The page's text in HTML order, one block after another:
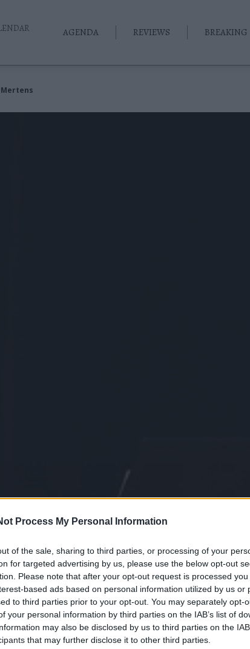
Process My Personal Information
of the sale, sharing to third parties, or processing of your
for targeted advertising by us, please use the below opt-out
Please note that after your opt-out request is processed you
based ads based on personal information utilized by us or
to third parties prior to your opt-out. You may separately opt-
your personal information by third parties on the IAB’s list of
may also be disclosed by us to third parties on the
that may further disclose it to other third parties.
AGENDA REVIEWS BREAKING